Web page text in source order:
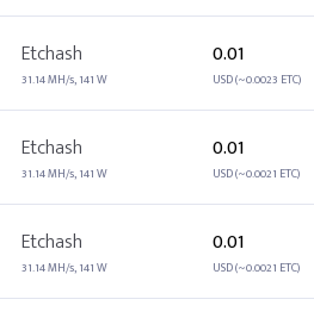
Etchash
31.14 MH/s, 141 W
0.01
USD (~0.0023 ETC)
Etchash
31.14 MH/s, 141 W
0.01
USD (~0.0021 ETC)
Etchash
31.14 MH/s, 141 W
0.01
USD (~0.0021 ETC)